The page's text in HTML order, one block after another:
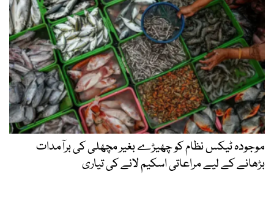
موجودہ ٹیکس نظام کو چھیڑے بغیر مچھلی کی برآمدات
بڑھانے کے لیے مراعاتی اسکیم لانے کی تیاری